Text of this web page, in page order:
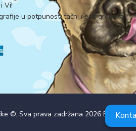
Vi!
u potpunosti tačni i bez grešaka.
©. Sva prava zadržana 2026 Explicit